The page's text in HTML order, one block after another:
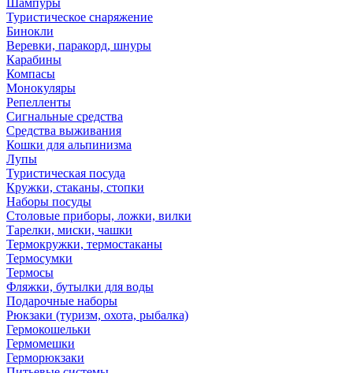
Шампуры
Туристическое снаряжение
Бинокли
Веревки, паракорд, шнуры
Карабины
Компасы
Монокуляры
Репелленты
Сигнальные средства
Средства выживания
Кошки для альпинизма
Лупы
Туристическая посуда
Кружки, стаканы, стопки
Наборы посуды
Столовые приборы, ложки, вилки
Тарелки, миски, чашки
Термокружки, термостаканы
Термосумки
Термосы
Фляжки, бутылки для воды
Подарочные наборы
Рюкзаки (туризм, охота, рыбалка)
Гермокошельки
Гермомешки
Герморюкзаки